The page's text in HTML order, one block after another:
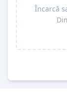
Încarcă